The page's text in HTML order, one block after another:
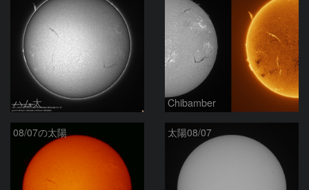
ハム太 Chibamber
08/07の太陽 太陽08/07